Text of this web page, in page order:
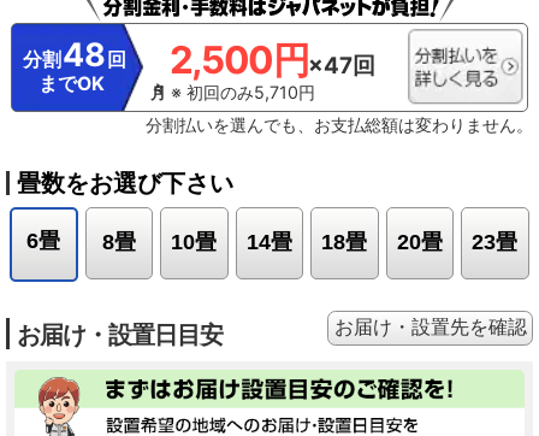
テンレス通風路・ステンレスフラップ】エアコンから出る空気を除菌している
わけではありません。JIS Z 2801定量試験(フィルム密着法)によります。
※16【ecoこれっきり運転で省エネ】RAS-GT4026D、洋室14畳。冷房時:外気
温35℃、設定温度27℃、風速自動において、室温安定時の1時間あたりの積算消
費電力量が［ecoこれっきり］ON（262Wh）とOFF（303Wh）との比較。カー
テンを閉め切った日射量の少ない日中を想定。
※17【外気温50℃でも運転】
運転中の室外機の吸い込み空気温度。ベランダなど狭小スペースに設置した場
用環境により能力が低下する場合があります。
定されておらず、お客様による設定が必要
分割 48 回
までOK
2,500円×47回
※ 初回のみ5,710円
分割払いを選んでも、お支払総額は変わりません。
畳数をお選び下さい
6畳 8畳 10畳 14畳 18畳 20畳 23畳
お届け・設置日目安 お届け・設置先を確認